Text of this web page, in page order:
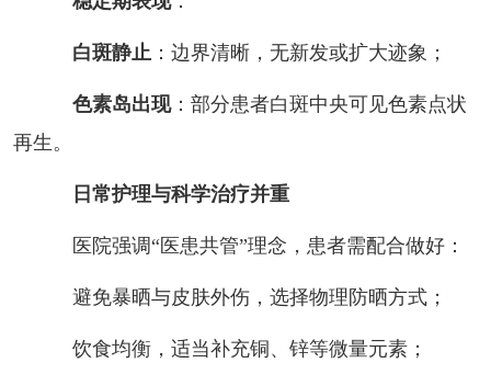
白斑静止 ：边界清晰，无新发或扩大迹象；
色素岛出现：部分患者白斑中央可见色素点状
再生。
日常护理与科学治疗并重
医院强调“医患共管”理念，患者需配合做好：
避免暴晒与皮肤外伤，选择物理防晒方式；
饮食均衡，适当补充铜、锌等微量元素；